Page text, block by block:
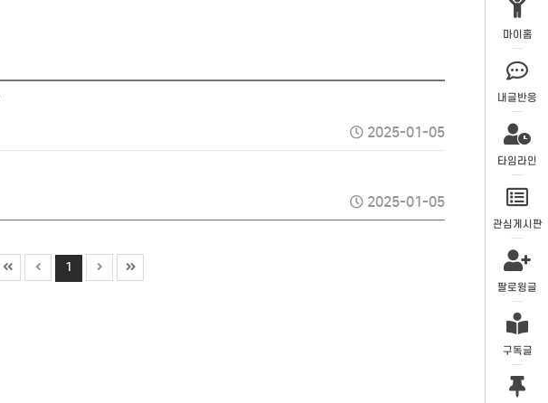
2025-01-05
2025-01-05
1
마이홈
내글반응
타임라인
관심게시판
팔로윙글
구독글